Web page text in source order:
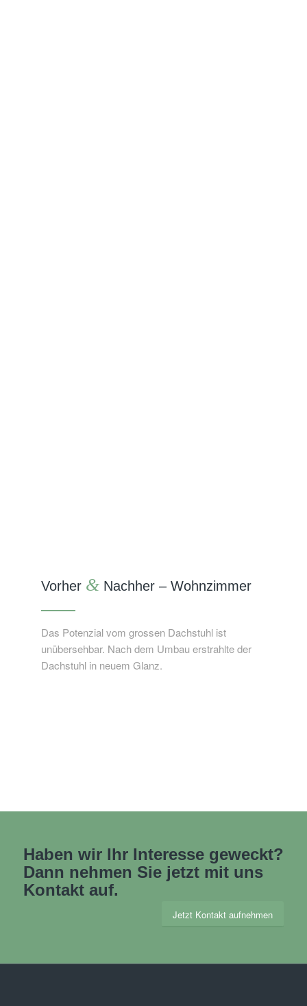
Vorher & Nachher – Wohnzimmer
Das Potenzial vom grossen Dachstuhl ist
unübersehbar. Nach dem Umbau erstrahlte der
Dachstuhl in neuem Glanz.
Haben wir Ihr Interesse geweckt?
Dann nehmen Sie jetzt mit uns
Kontakt auf.
Jetzt Kontakt aufnehmen